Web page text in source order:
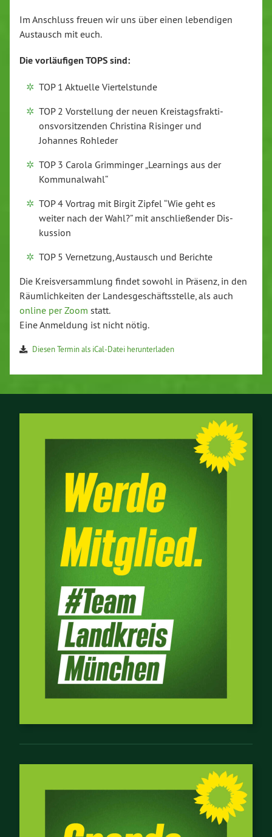
Im Anschluss freuen wir uns über einen le­ben­di­gen
Austausch mit euch.
Die vor­läu­fi­gen TOPS sind:
TOP 1 Aktuelle Vier­tel­stun­de
TOP 2 Vor­stel­lung der neuen Kreis­tags­frak­ti­
ons­vor­sit­zen­den Christina Risinger und
Johannes Rohleder
TOP 3 Carola Grim­min­ger „Learnings aus der
Kom­mu­nal­wahl“
TOP 4 Vortrag mit Birgit Zipfel “Wie geht es
weiter nach der Wahl?” mit an­schlie­ßen­der Dis­
kus­si­on
TOP 5 Ver­net­zung, Austausch und Berichte
Die Kreis­ver­samm­lung findet sowohl in Präsenz, in den
Räum­lich­kei­ten der Lan­des­ge­schäfts­stel­le, als auch
online per Zoom statt.
Eine Anmeldung ist nicht nötig.
Diesen Termin als iCal-Da­tei her­un­ter­la­den